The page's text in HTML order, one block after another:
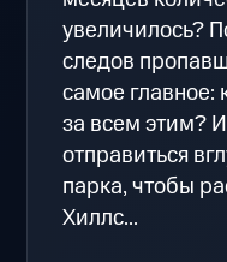
увеличилось?
следов
самое главное:
за всем этим?
отправиться
парка, чтобы
Хиллс...